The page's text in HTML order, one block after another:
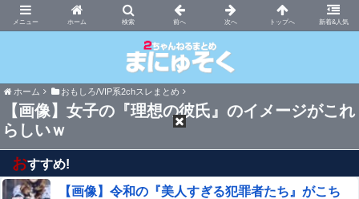
ホーム 新着&人気
まにゅそく 2chまとめニュース速報VIP
ホーム おもしろ/VIP系2chスレまとめ
【画像】女子の『理想の彼氏』のイメージがこれ
らしいｗ
おすすめ!
【画像】令和の『美人すぎる犯罪者たち』がこち